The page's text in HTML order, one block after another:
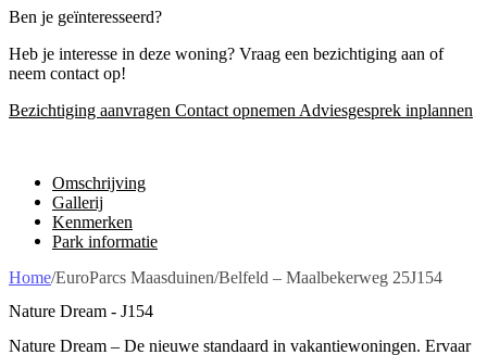
Ben je geïnteresseerd?
Heb je interesse in deze woning? Vraag een bezichtiging aan of
neem contact op!
Bezichtiging aanvragen Contact opnemen Adviesgesprek inplannen
Omschrijving
Gallerij
Kenmerken
Park informatie
Home/EuroParcs Maasduinen/Belfeld – Maalbekerweg 25J154
Nature Dream - J154
Nature Dream – De nieuwe standaard in vakantiewoningen. Ervaar